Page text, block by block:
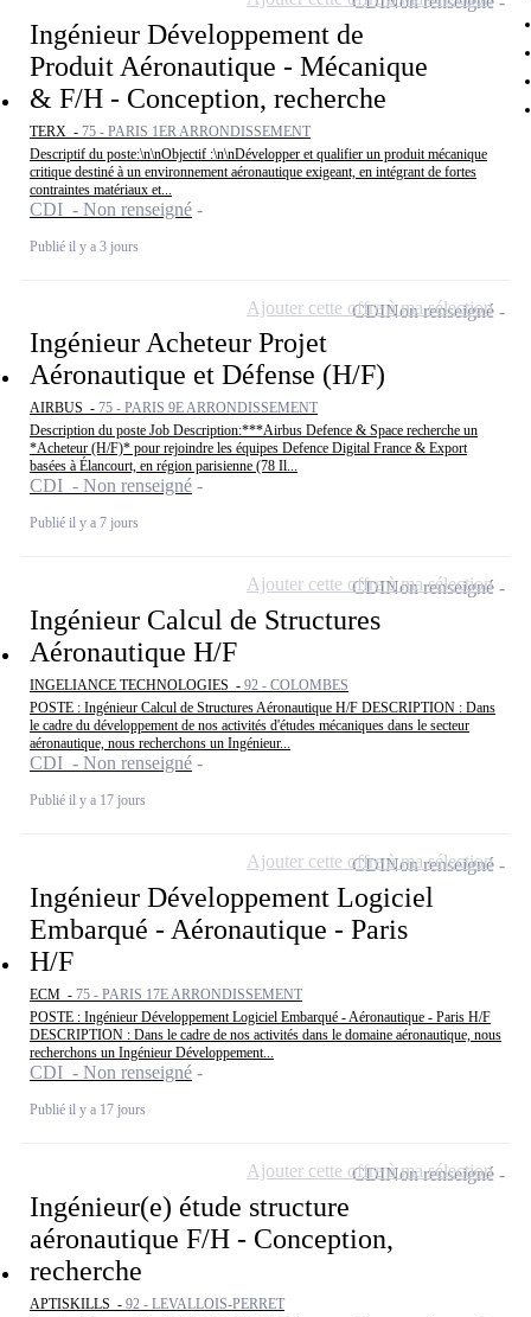
Ingénieur Développement de
Produit Aéronautique - Mécanique
& F/H - Conception, recherche
TERX - 75 - PARIS 1ER ARRONDISSEMENT
Descriptif du poste:\n\nObjectif :\n\nDévelopper et qualifier un produit mécanique
critique destiné à un environnement aéronautique exigeant, en intégrant de fortes
contraintes matériaux et...
CDI - Non renseigné
Publié il y a 3 jours
Ingénieur Acheteur Projet
Aéronautique et Défense (H/F)
AIRBUS - 75 - PARIS 9E ARRONDISSEMENT
Description du poste Job Description:***Airbus Defence & Space recherche un
*Acheteur (H/F)* pour rejoindre les équipes Defence Digital France & Export
basées à Élancourt, en région parisienne (78 Il...
CDI - Non renseigné
Publié il y a 7 jours
CDINon renseigné
Ajouter cette offre à ma sélection
Ingénieur Calcul de Structures
Aéronautique H/F
INGELIANCE TECHNOLOGIES - 92 - COLOMBES
POSTE : Ingénieur Calcul de Structures Aéronautique H/F DESCRIPTION : Dans
le cadre du développement de nos activités d'études mécaniques dans le secteur
aéronautique, nous recherchons un Ingénieur...
CDI - Non renseigné
Publié il y a 17 jours
CDINon renseigné
Ajouter cette offre à ma sélection
Ingénieur Développement Logiciel
Embarqué - Aéronautique - Paris
H/F
ECM - 75 - PARIS 17E ARRONDISSEMENT
POSTE : Ingénieur Développement Logiciel Embarqué - Aéronautique - Paris H/F
DESCRIPTION : Dans le cadre de nos activités dans le domaine aéronautique, nous
recherchons un Ingénieur Développement...
CDI - Non renseigné
Publié il y a 17 jours
CDINon renseigné
Ajouter cette offre à ma sélection
Ingénieur(e) étude structure
aéronautique F/H - Conception,
recherche
APTISKILLS - 92 - LEVALLOIS-PERRET
CDINon renseigné
Ajouter cette offre à ma sélection